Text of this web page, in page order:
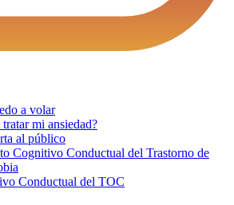
a volar
mi ansiedad?
al público
Cognitivo Conductual del Trastorno de
Conductual del TOC